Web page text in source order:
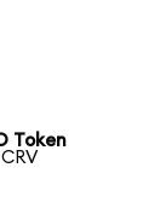
Token